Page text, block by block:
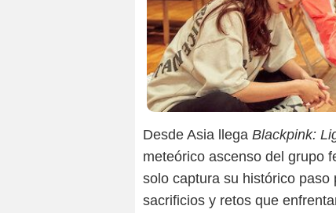
Desde Asia llega Blackpink:
meteórico ascenso del grupo
solo captura su histórico
sacrificios y retos que